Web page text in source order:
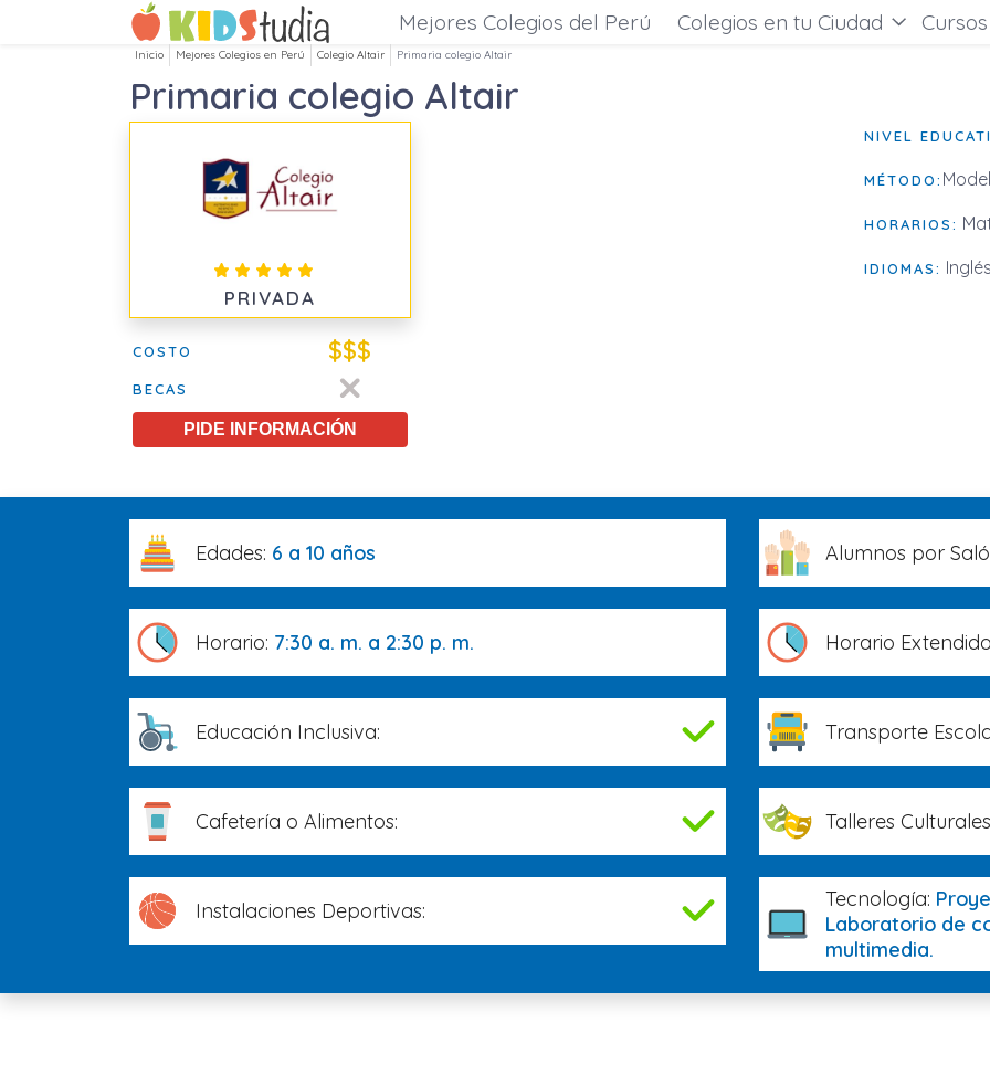
Mejores Colegios del Perú Colegios en tu Ciudad
Inicio Mejores Colegios en Perú Colegio Altair Primaria colegio Altair
Primaria colegio Altair
PRIVADA
COSTO $$$
BECAS
PIDE INFORMACIÓN
NIVEL
MÉTODO:
HORARIOS:
IDIOMAS: Inglés
Edades: 6 a 10 años Alumnos por
Horario: 7:30 a. m. a 2:30 p. m. Horario
Educación Inclusiva: Transporte
Cafetería o Alimentos: Talleres
Instalaciones Deportivas: Tecnología:
Laboratorio de
multimedia.